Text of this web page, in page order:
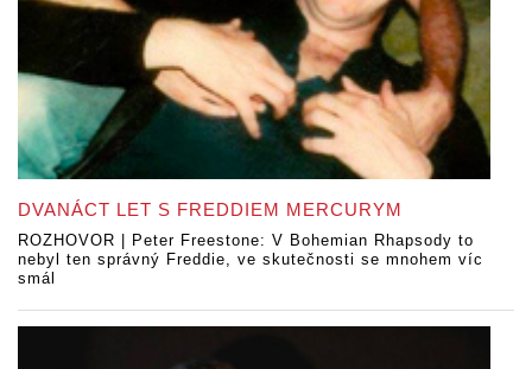
DVANÁCT LET S FREDDIEM MERCURYM
ROZHOVOR | Peter Freestone: V Bohemian Rhapsody to
nebyl ten správný Freddie, ve skutečnosti se mnohem víc
smál